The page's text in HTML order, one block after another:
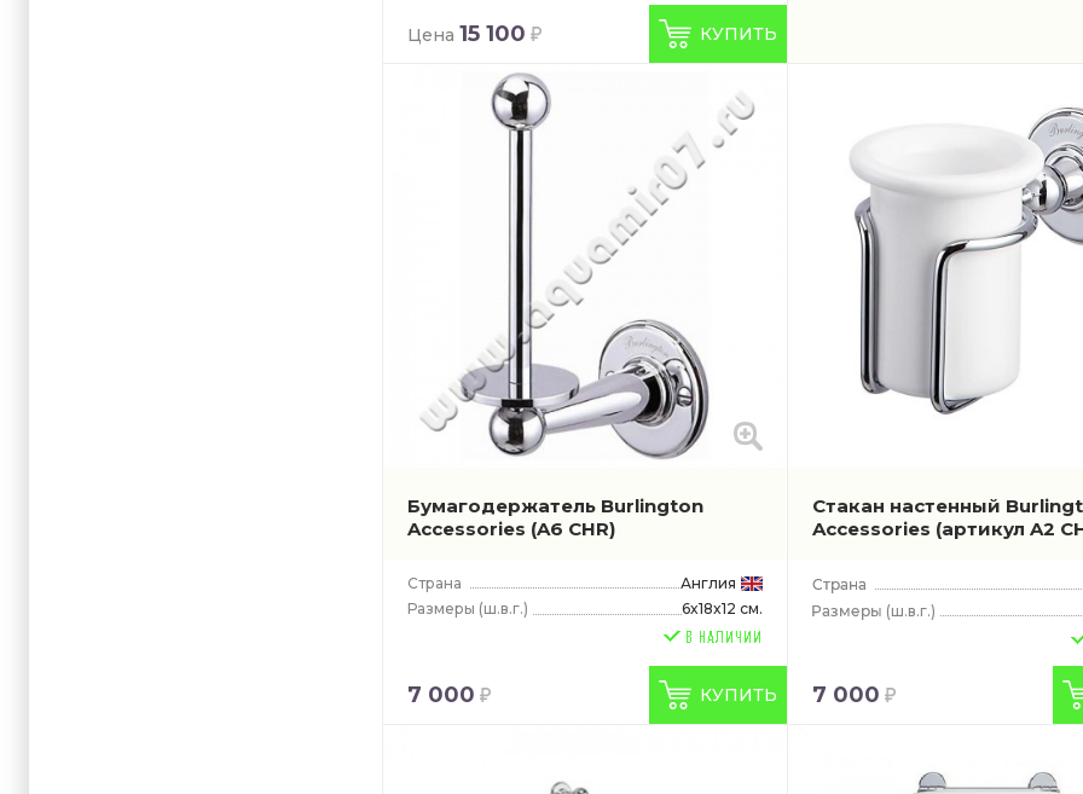
Цена 15 100 КУПИТЬ
Бумагодержатель Burlington
Accessories (A6 CHR)
Страна
Англия
Размеры (ш.в.г.) 6x18x12 см.
7 000 КУПИТЬ
Стакан настенный
Accessories (артикул A2
(ш.в.г.)
7 000